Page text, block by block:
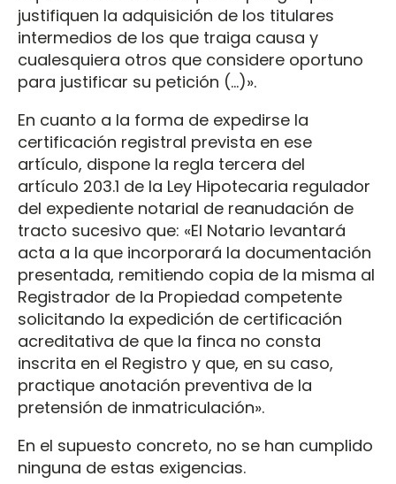
justifiquen la adquisición de los titulares
intermedios de los que traiga causa y
cualesquiera otros que considere oportuno
para justificar su petición (…)».
En cuanto a la forma de expedirse la
certificación registral prevista en ese
artículo, dispone la regla tercera del
artículo 203.1 de la Ley Hipotecaria regulador
del expediente notarial de reanudación de
tracto sucesivo que: «El Notario levantará
acta a la que incorporará la documentación
presentada, remitiendo copia de la misma al
Registrador de la Propiedad competente
solicitando la expedición de certificación
acreditativa de que la finca no consta
inscrita en el Registro y que, en su caso,
practique anotación preventiva de la
pretensión de inmatriculación».
En el supuesto concreto, no se han cumplido
ninguna de estas exigencias.